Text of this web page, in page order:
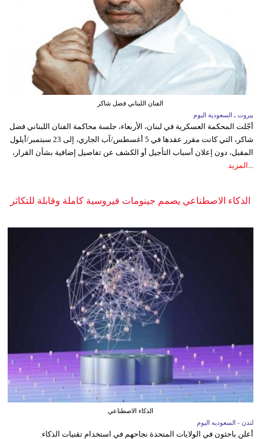
الفنان اللبناني فضل شاكر
بيروت ـ السعودية اليوم
أجّلت المحكمة العسكرية في لبنان، الأربعاء، جلسة محاكمة الفنان اللبناني فضل
شاكر، التي كانت مقرر عقدها في 5 أغسطس/آب الجاري، إلى 23 سبتمبر/أيلول
المقبل، دون إعلان أسباب التأجيل أو الكشف عن تفاصيل إضافية بشأن القرار،
المزيد
الذكاء الاصطناعي يصمم جينومات فيروسية كاملة وقابلة للتكاثر
الذكاء الاصطناعي
لندن - السعوديه اليوم
أعلن باحثون في الولايات المتحدة نجاحهم في استخدام تقنيات الذكاء